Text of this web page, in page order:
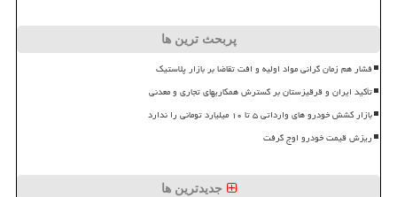
پربحث ترین ها
فشار هم زمان گرانی مواد اولیه و افت تقاضا بر بازار پلاستیک
تأکید ایران و قرقیزستان بر گسترش همکاریهای تجاری و معدنی
بازار کشش خودرو های وارداتی ۵ تا ۱۰ میلیارد تومانی را ندارد
ریزش قیمت خودرو اوج گرفت
جدیدترین ها